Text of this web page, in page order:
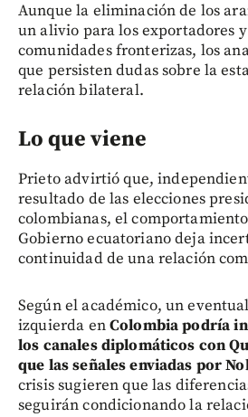
Aunque la eliminación de los
un alivio para los exportadores
comunidades fronterizas, los
que persisten dudas sobre la
relación bilateral.
Lo que viene
Prieto advirtió que,
resultado de las elecciones
colombianas, el
Gobierno ecuatoriano deja
continuidad de una relación
Según el académico, un
izquierda enColombia podría
los canales diplomáticos con
que las señales enviadas por
crisis sugieren que las
seguirán condicionando la